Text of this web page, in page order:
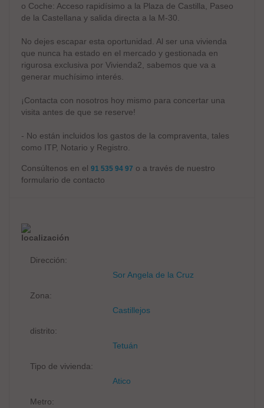
o Coche: Acceso rapidísimo a la Plaza de Castilla, Paseo
de la Castellana y salida directa a la M-30.
No dejes escapar esta oportunidad. Al ser una vivienda
que nunca ha estado en el mercado y gestionada en
rigurosa exclusiva por Vivienda2, sabemos que va a
generar muchísimo interés.
¡Contacta con nosotros hoy mismo para concertar una
visita antes de que se reserve!
- No están incluidos los gastos de la compraventa, tales
como ITP, Notario y Registro.
Consúltenos en el 91 535 94 97 o a través de nuestro
formulario de contacto
localización
Dirección:
Sor Angela de la Cruz
Zona:
Castillejos
distrito:
Tetuán
Tipo de vivienda:
Atico
Metro: